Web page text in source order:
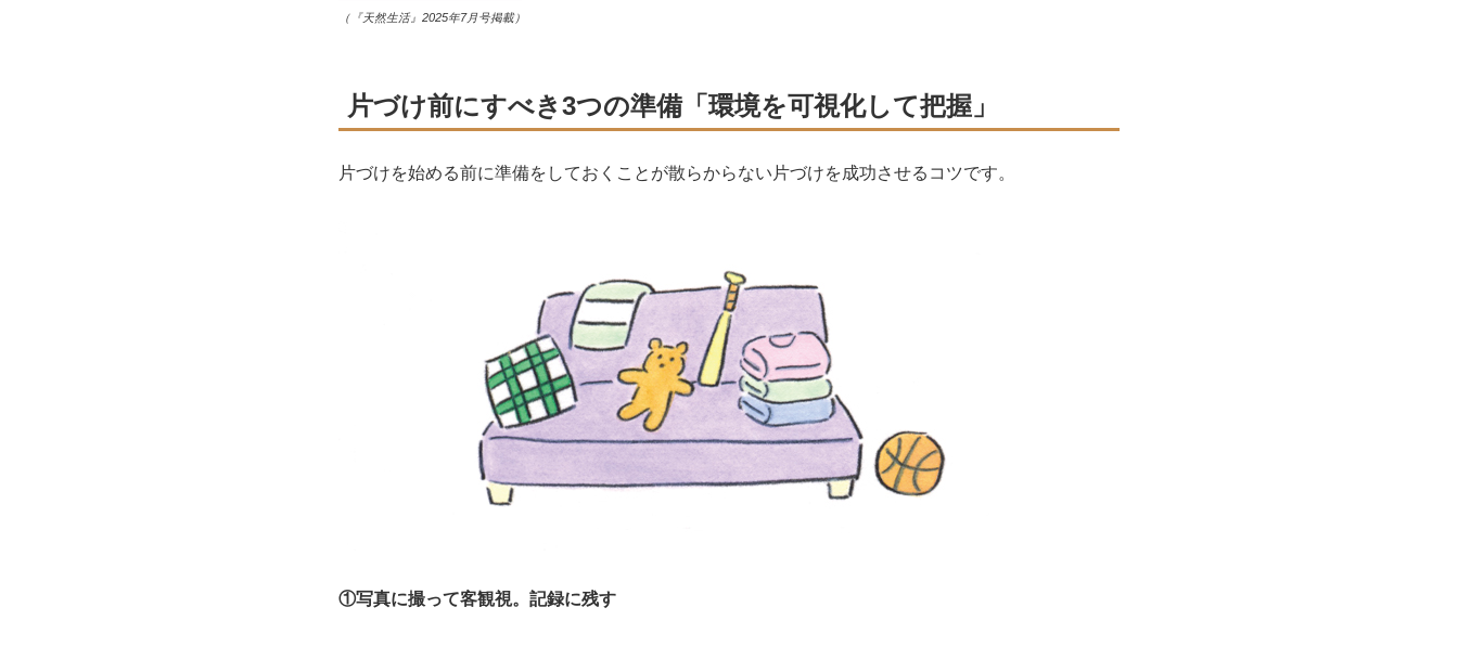
（『天然生活』2025年7月号掲載）
片づけ前にすべき3つの準備「環境を可視化して把握」
片づけを始める前に準備をしておくことが散らからない片づけを成功させるコツです。
①写真に撮って客観視。記録に残す